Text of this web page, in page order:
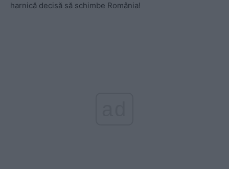
harnică decisă să schimbe România!